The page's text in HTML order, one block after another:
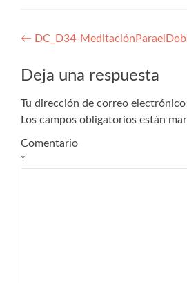
← DC_D34-
Deja una respuesta
Tu dirección de correo
Los campos obligatorios están
Comentario
*